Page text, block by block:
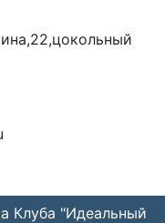
Клуба "Идеальный